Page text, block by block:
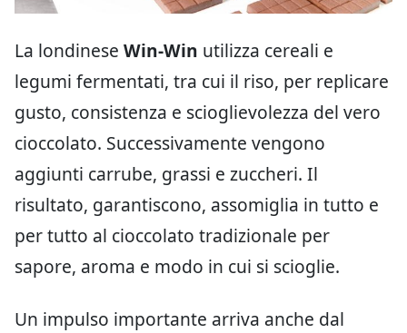
La londinese Win-Win utilizza cereali e
legumi fermentati, tra cui il riso, per replicare
gusto, consistenza e scioglievolezza del vero
cioccolato. Successivamente vengono
aggiunti carrube, grassi e zuccheri. Il
risultato, garantiscono, assomiglia in tutto e
per tutto al cioccolato tradizionale per
sapore, aroma e modo in cui si scioglie.
Un impulso importante arriva anche dal